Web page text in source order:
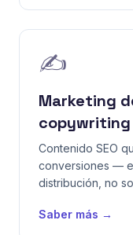
✍️
Marketing
copywriting
Contenido SEO
conversiones —
distribución, no
Saber más →